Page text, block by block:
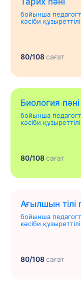
бойынша
кәсіби
80/108сағат
Биология пәні
бойынша
кәсіби
80/108сағат
Ағылшын тілі
бойынша
кәсіби
80/108сағат